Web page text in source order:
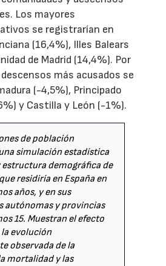
Los mayores
se registrarían en
(16,4%), Illes Balears
de Madrid (14,4%). Por
más acusados se
(-4,5%), Principado
y Castilla y León (-1%).
de población
simulación estadística
estructura demográfica de
residiría en España en
años, y en sus
autónomas y provincias
15. Muestran el efecto
evolución
observada de la
mortalidad y las